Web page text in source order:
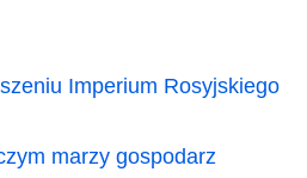
Imperium Rosyjskiego
marzy gospodarz